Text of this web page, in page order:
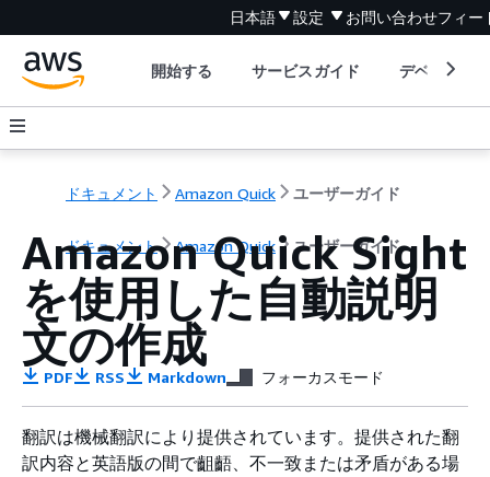
日本語 設定 お問い合わせフィー
開始する サービスガイド デベロッパ
ドキュメント Amazon Quick ユーザーガイド
ドキュメント Amazon Quick ユーザーガイド
Amazon Quick Sight
を使用した自動説明
文の作成
PDF RSS Markdown フォーカスモード
翻訳は機械翻訳により提供されています。提供された翻
訳内容と英語版の間で齟齬、不一致または矛盾がある場